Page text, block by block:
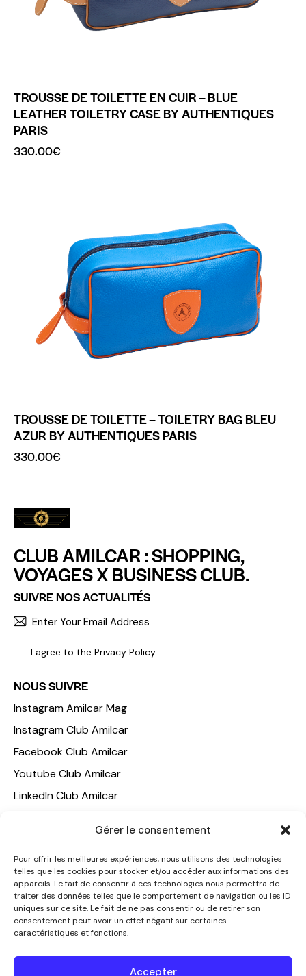
Gérer le consentement
Pour offrir les meilleures expériences, nous utilisons des technologies
telles que les cookies pour stocker et/ou accéder aux informations des
appareils. Le fait de consentir à ces technologies nous permettra de
traiter des données telles que le comportement de navigation ou les ID
uniques sur ce site. Le fait de ne pas consentir ou de retirer son
consentement peut avoir un effet négatif sur certaines
caractéristiques et fonctions.
Accepter
TROUSSE DE TOILETTE EN CUIR – BLUE
LEATHER TOILETRY CASE BY AUTHENTIQUES
PARIS
330.00€
TROUSSE DE TOILETTE – TOILETRY BAG BLEU
AZUR BY AUTHENTIQUES PARIS
330.00€
CLUB AMILCAR : SHOPPING,
VOYAGES X BUSINESS CLUB.
SUIVRE NOS ACTUALITÉS
I agree to the Privacy Policy.
NOUS SUIVRE
Instagram Amilcar Mag
Instagram Club Amilcar
Facebook Club Amilcar
Youtube Club Amilcar
LinkedIn Club Amilcar
NOTRE GROUPE
ACCUEIL
AMILCAR TRAVEL CLUB
CLUB AMILCAR, Club d'affaires international
AGENCE MEDIANE
CONTACT